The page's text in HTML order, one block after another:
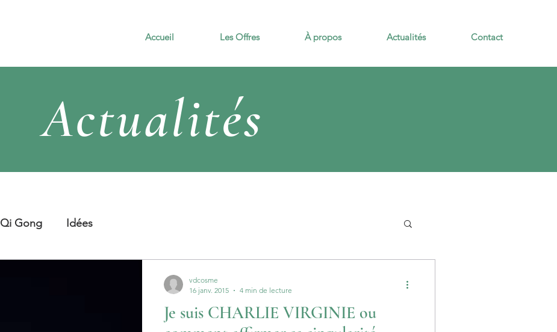
Accueil Les Offres À propos Actualités Contact
Actualités
Qi Gong Idées
Je suis CHARLIE VIRGINIE ou
vdcosme
16 janv. 2015
4 min de lecture